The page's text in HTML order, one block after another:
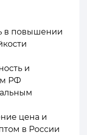
в повышении
и
РФ
цена и
в России